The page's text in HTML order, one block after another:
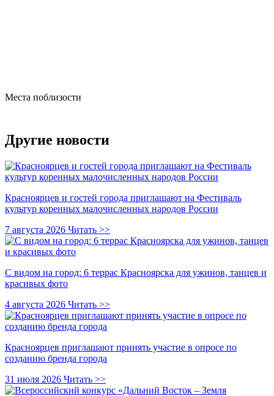
Места поблизости
Другие новости
Красноярцев и гостей города приглашают на Фестиваль
культур коренных малочисленных народов России
7 августа 2026 Читать >>
С видом на город: 6 террас Красноярска для ужинов, танцев и
красивых фото
4 августа 2026 Читать >>
Красноярцев приглашают принять участие в опросе по
созданию бренда города
31 июля 2026 Читать >>